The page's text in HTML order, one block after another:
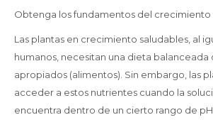
Obtenga los fundamentos del
Las plantas en crecimiento saludables, al
humanos, necesitan una dieta balanceada
apropiados (alimentos). Sin embargo, las
acceder a estos nutrientes cuando la
encuentra dentro de un cierto rango de pH.